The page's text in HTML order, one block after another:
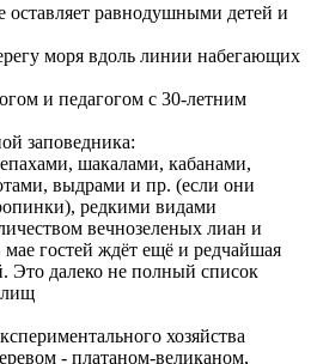
оставляет равнодушными детей и
моря вдоль линии набегающих
и педагогом с 30-летним
заповедника:
шакалами, кабанами,
выдрами и пр. (если они
редкими видами
вечнозеленых лиан и
гостей ждёт ещё и редчайшая
Это далеко не полный список
хозяйства
- платаном-великаном,